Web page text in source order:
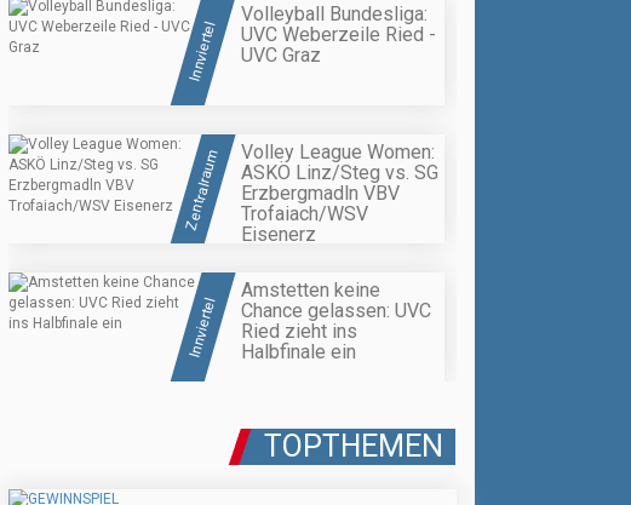
Innviertel
Volleyball Bundesliga:
UVC Weberzeile Ried -
UVC Graz
Zentralraum
Volley League Women:
ASKÖ Linz/Steg vs. SG
Erzbergmadln VBV
Trofaiach/WSV
Eisenerz
Innviertel
Amstetten keine
Chance gelassen: UVC
Ried zieht ins
Halbfinale ein
TOPTHEMEN